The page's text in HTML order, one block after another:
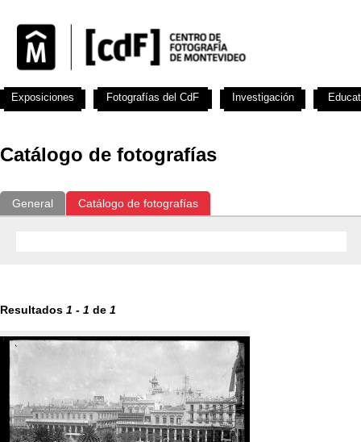
Catálogo de fotografías
General Catálogo de fotografías
Resultados 1 - 1 de 1
Exposiciones Fotografías del CdF Investigación